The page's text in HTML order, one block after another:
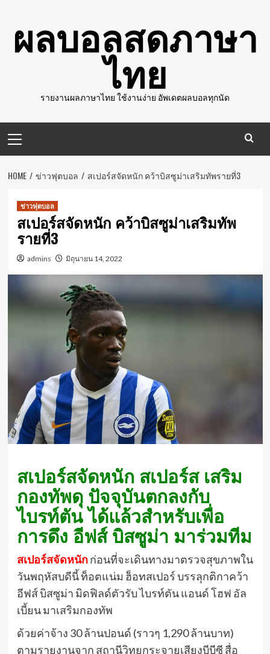
contentผลบอลสดภาษา
ไทย
รายงานผลภาษาไทย ใช้งานง่าย อัพเดตผลบอลทุกนัด
Menu
HOME ข่าวฟุตบอล สเปอร์สจัดหนัก คว้าบิสซูม่าเสริมทัพรายที่3
ข่าวฟุตบอล
สเปอร์สจัดหนัก คว้าบิสซูม่าเสริมทัพ
รายที่3
admins มิถุนายน 14, 2022
สเปอร์สจัดหนัก สเปอร์ส เสริม
กองทัพดุ ปัจจุบันตกลงกับ
ไบรท์ตัน ได้แล้วสำหรับเพื่อ
การดึง อีฟส์ บิสซูม่า มาร่วมทีม
สเปอร์สจัดหนักก่อนที่จะเดินทางมาตรวจสุขภาพใน
วันพฤหัสบดีนี้ ท็อตแน่ม ฮ็อทสเปอร์ บรรลุกติกาคว้า
อีฟส์ บิสซูม่า มิดฟิลด์ตัวรับ ไบรท์ตัน แอนด์ โฮฟ อัล
เบี้ยน มาเสริมกองทัพ
ด้วยค่าจ้าง 30 ล้านปอนด์ (ราวๆ 1,290 ล้านบาท)
ตามรายงานจาก สถานีวิทยุกระจายเสียงบีบีซี สื่อ